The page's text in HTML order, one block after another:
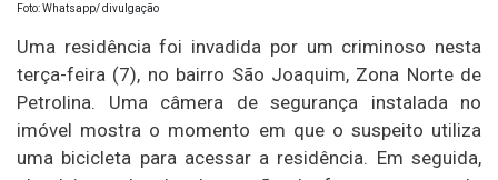
Foto: Whatsapp/ divulgação
Uma residência foi invadida por um criminoso nesta
terça-feira (7), no bairro São Joaquim, Zona Norte de
Petrolina. Uma câmera de segurança instalada no
imóvel mostra o momento em que o suspeito utiliza
uma bicicleta para acessar a residência. Em seguida,